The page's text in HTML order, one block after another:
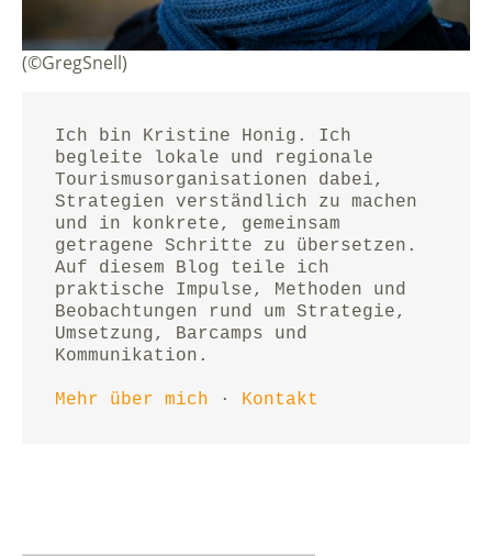
(©GregSnell)
Ich bin Kristine Honig. Ich
begleite lokale und regionale
Tourismusorganisationen dabei,
Strategien verständlich zu machen
und in konkrete, gemeinsam
getragene Schritte zu übersetzen.
Auf diesem Blog teile ich
praktische Impulse, Methoden und
Beobachtungen rund um Strategie,
Umsetzung, Barcamps und
Kommunikation.
Mehr über mich · Kontakt